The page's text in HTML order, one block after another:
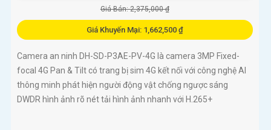
Giá Bán: 2,375,000 ₫
Giá Khuyến Mại: 1,662,500 ₫
Camera an ninh DH-SD-P3AE-PV-4G là camera 3MP Fixed-
focal 4G Pan & Tilt có trang bị sim 4G kết nối với công nghệ AI
thông minh phát hiện người động vật chống ngược sáng
DWDR hình ảnh rõ nét tải hình ảnh nhanh với H.265+